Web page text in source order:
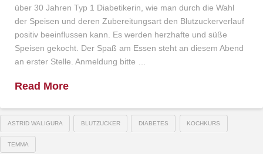
über 30 Jahren Typ 1 Diabetikerin, wie man durch die Wahl
der Speisen und deren Zubereitungsart den Blutzuckerverlauf
positiv beeinflussen kann. Es werden herzhafte und süße
Speisen gekocht. Der Spaß am Essen steht an diesem Abend
an erster Stelle. Anmeldung bitte …
Read More
ASTRID WALIGURA BLUTZUCKER DIABETES KOCHKURS
TEMMA